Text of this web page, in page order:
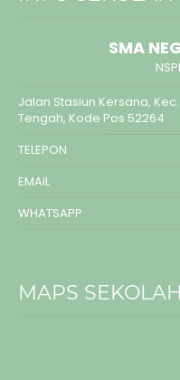
SMA
Jalan Stasiun Kersana,
Tengah, Kode Pos 52264
TELEPON
EMAIL
WHATSAPP
MAPS SEKOLAH